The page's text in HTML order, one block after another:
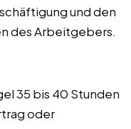
und den
des Arbeitgebers.
35 bis 40 Stunden
oder